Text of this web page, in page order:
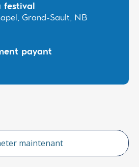
festival
Grand-Sault, NB
payant
maintenant